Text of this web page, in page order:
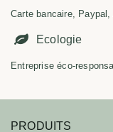
Carte bancaire,
Ecologie
Entreprise éco-
PRODUITS